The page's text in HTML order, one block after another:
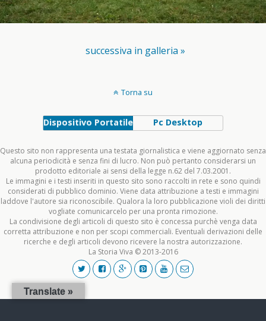
successiva in galleria »
Torna su
Dispositivo Portatile Pc Desktop
Questo sito non rappresenta una testata giornalistica e viene aggiornato senza
alcuna periodicità e senza fini di lucro. Non può pertanto considerarsi un
prodotto editoriale ai sensi della legge n.62 del 7.03.2001.
Le immagini e i testi inseriti in questo sito sono raccolti in rete e sono quindi
considerati di pubblico dominio. Viene data attribuzione a testi e immagini
laddove l'autore sia riconoscibile. Qualora la loro pubblicazione violi dei diritti
vogliate comunicarcelo per una pronta rimozione.
La condivisione degli articoli di questo sito è concessa purchè venga data
corretta attribuzione e non per scopi commerciali. Eventuali derivazioni delle
ricerche e degli articoli devono ricevere la nostra autorizzazione.
La Storia Viva © 2013-2016
Translate »